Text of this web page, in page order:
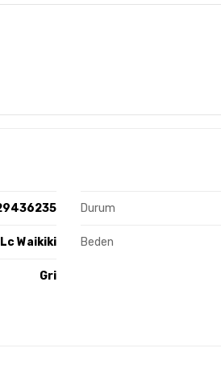
Durum
Lc Waikiki Beden
Gri